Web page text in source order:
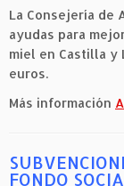
La Consejería de
ayudas para
miel en Castilla y
euros.
Más información
FONDO